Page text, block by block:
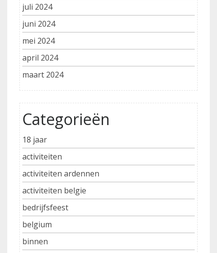
juli 2024
juni 2024
mei 2024
april 2024
maart 2024
Categorieën
18 jaar
activiteiten
activiteiten ardennen
activiteiten belgie
bedrijfsfeest
belgium
binnen